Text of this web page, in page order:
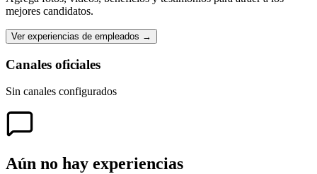
mejores candidatos.
Ver experiencias de empleados →
Canales oficiales
Sin canales configurados
Aún no hay experiencias